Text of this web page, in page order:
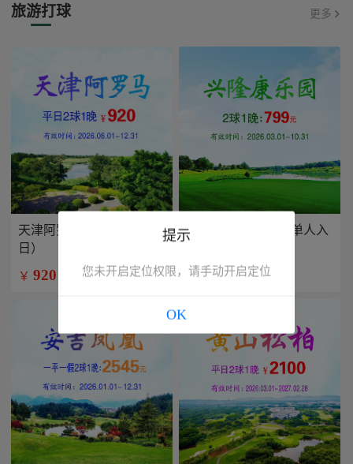
旅游打球 更多
天津阿罗马2球1晚（平
日）
￥ 920
兴隆康乐园2球1晚(单人入
￥799 /人
提示
您未开启定位权限，请手动开启定位
OK